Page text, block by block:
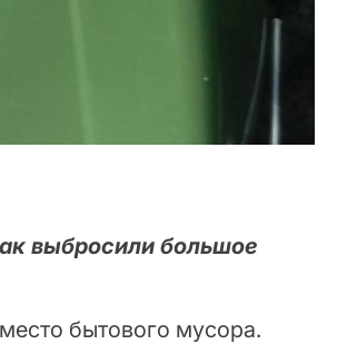
выбросили большое
бытового мусора.